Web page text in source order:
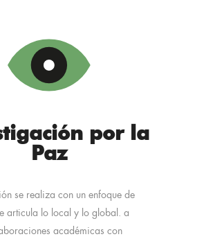
por la
Paz
se realiza con un enfoque de
articula lo local y lo global. a
académicas con